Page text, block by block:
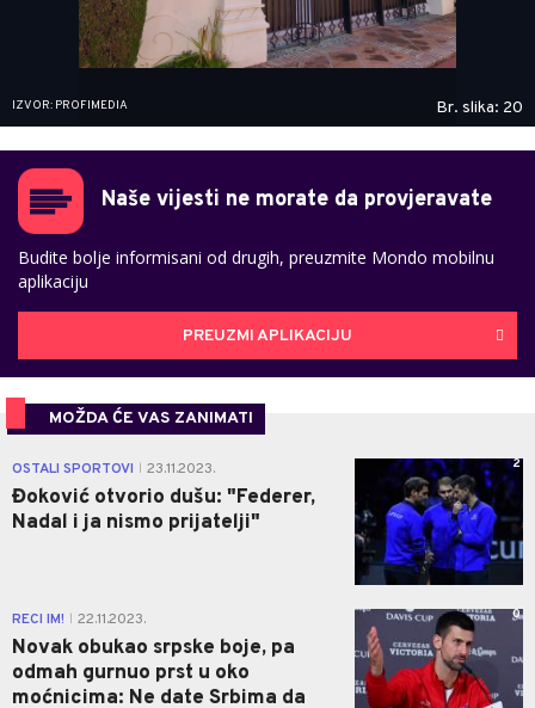
IZVOR: PROFIMEDIA Br. slika: 20
Naše vijesti ne morate da provjeravate
Budite bolje informisani od drugih, preuzmite Mondo mobilnu
aplikaciju
PREUZMI APLIKACIJU
MOŽDA ĆE VAS ZANIMATI
OSTALI SPORTOVI 23.11.2023.
Đoković otvorio dušu: "Federer,
Nadal i ja nismo prijatelji"
2
RECI IM! 22.11.2023.
Novak obukao srpske boje, pa
odmah gurnuo prst u oko
moćnicima: Ne date Srbima da
0